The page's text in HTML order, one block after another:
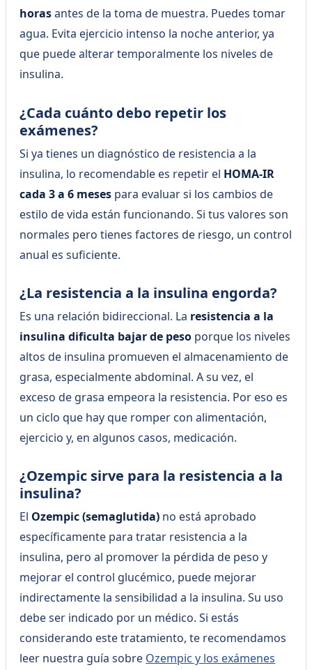
horasantes de la toma de muestra. Puedes tomar
agua. Evita ejercicio intenso la noche anterior, ya
que puede alterar temporalmente los niveles de
insulina.
¿Cada cuánto debo repetir los
exámenes?
Si ya tienes un diagnóstico de resistencia a la
insulina, lo recomendable es repetir el HOMA-IR
cada 3 a 6 meses para evaluar si los cambios de
estilo de vida están funcionando. Si tus valores son
normales pero tienes factores de riesgo, un control
anual es suficiente.
¿La resistencia a la insulina engorda?
Es una relación bidireccional. La resistencia a la
insulina dificulta bajar de peso porque los niveles
altos de insulina promueven el almacenamiento de
grasa, especialmente abdominal. A su vez, el
exceso de grasa empeora la resistencia. Por eso es
un ciclo que hay que romper con alimentación,
ejercicio y, en algunos casos, medicación.
¿Ozempic sirve para la resistencia a la
insulina?
El Ozempic (semaglutida) no está aprobado
específicamente para tratar resistencia a la
insulina, pero al promover la pérdida de peso y
mejorar el control glucémico, puede mejorar
indirectamente la sensibilidad a la insulina. Su uso
debe ser indicado por un médico. Si estás
considerando este tratamiento, te recomendamos
leer nuestra guía sobre Ozempic y los exámenes